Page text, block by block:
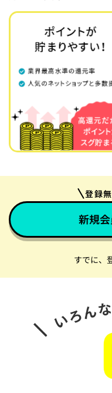
登録
新規
すでに、